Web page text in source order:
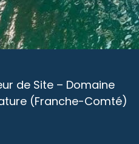
de Site – Domaine
(Franche-Comté)